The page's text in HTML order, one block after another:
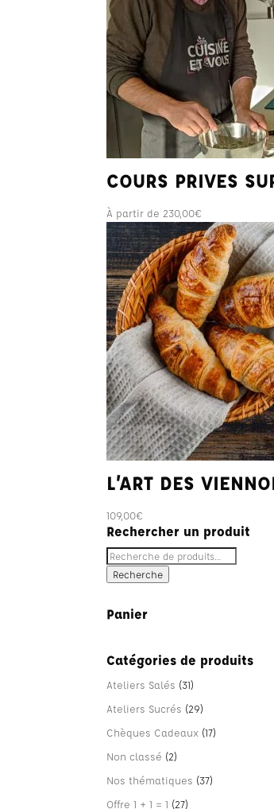
COURS PRIVES
À partir de 230,00€
L’ART DES
109,00€
Rechercher un produit
Recherche
pour :
Recherche
Panier
Catégories de produits
Ateliers Salés (31)
Ateliers Sucrés (29)
Chèques Cadeaux (17)
Non classé (2)
Nos thématiques (37)
Offre 1 + 1 = 1 (27)